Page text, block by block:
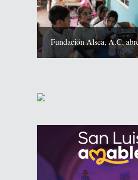
Fundación Alsea, A.C.